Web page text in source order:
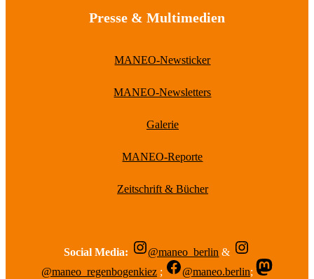
Presse & Multimedien
MANEO-Newsticker
MANEO-Newsletters
Galerie
MANEO-Reporte
Zeitschrift & Bücher
Social Media: @maneo_berlin &
@maneo_regenbogenkiez ; @maneo.berlin;